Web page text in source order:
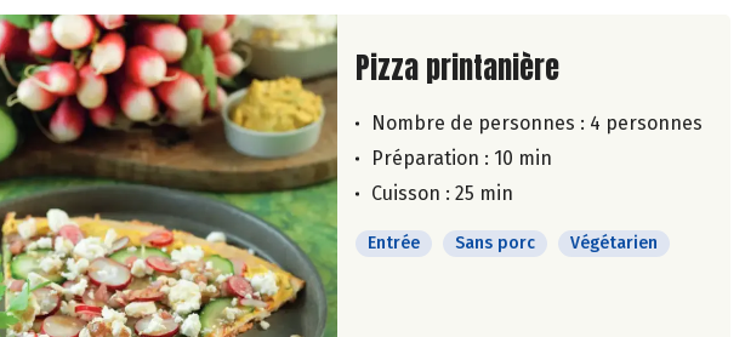
Lire la suite de la recette
Pizza printanière
Nombre de personnes : 4 personnes
Préparation : 10 min
Cuisson : 25 min
Entrée Sans porc Végétarien